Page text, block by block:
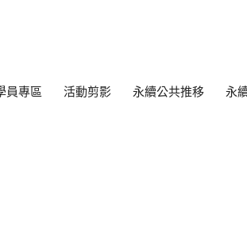
員專區 活動剪影 永續公共推移 永